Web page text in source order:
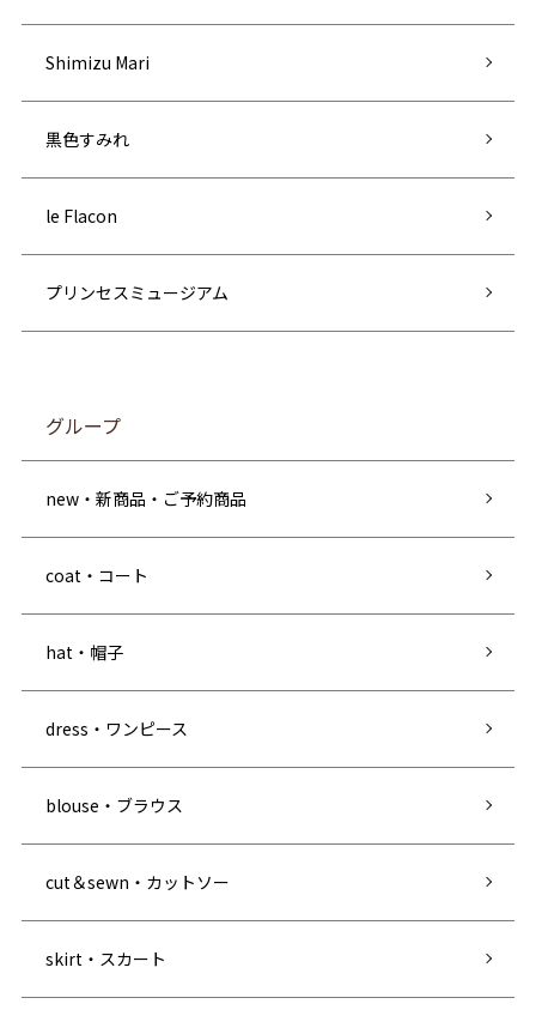
Shimizu Mari
黒色すみれ
le Flacon
プリンセスミュージアム
グループ
new・新商品・ご予約商品
coat・コート
hat・帽子
dress・ワンピース
blouse・ブラウス
cut＆sewn・カットソー
skirt・スカート